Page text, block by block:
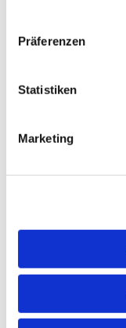
Präferenzen
Statistiken
Marketing